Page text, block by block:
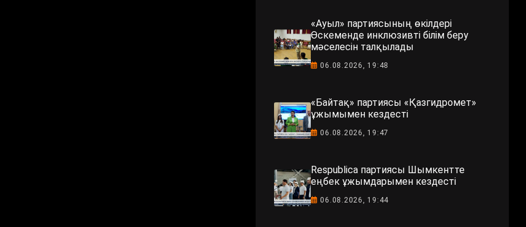
«Ауыл» партиясының өкілдері
Өскеменде инклюзивті білім беру
мәселесін талқылады
06.08.2026, 19:48
«Байтақ» партиясы «Қазгидромет»
ұжымымен кездесті
06.08.2026, 19:47
Respublica партиясы Шымкентте
еңбек ұжымдарымен кездесті
06.08.2026, 19:44